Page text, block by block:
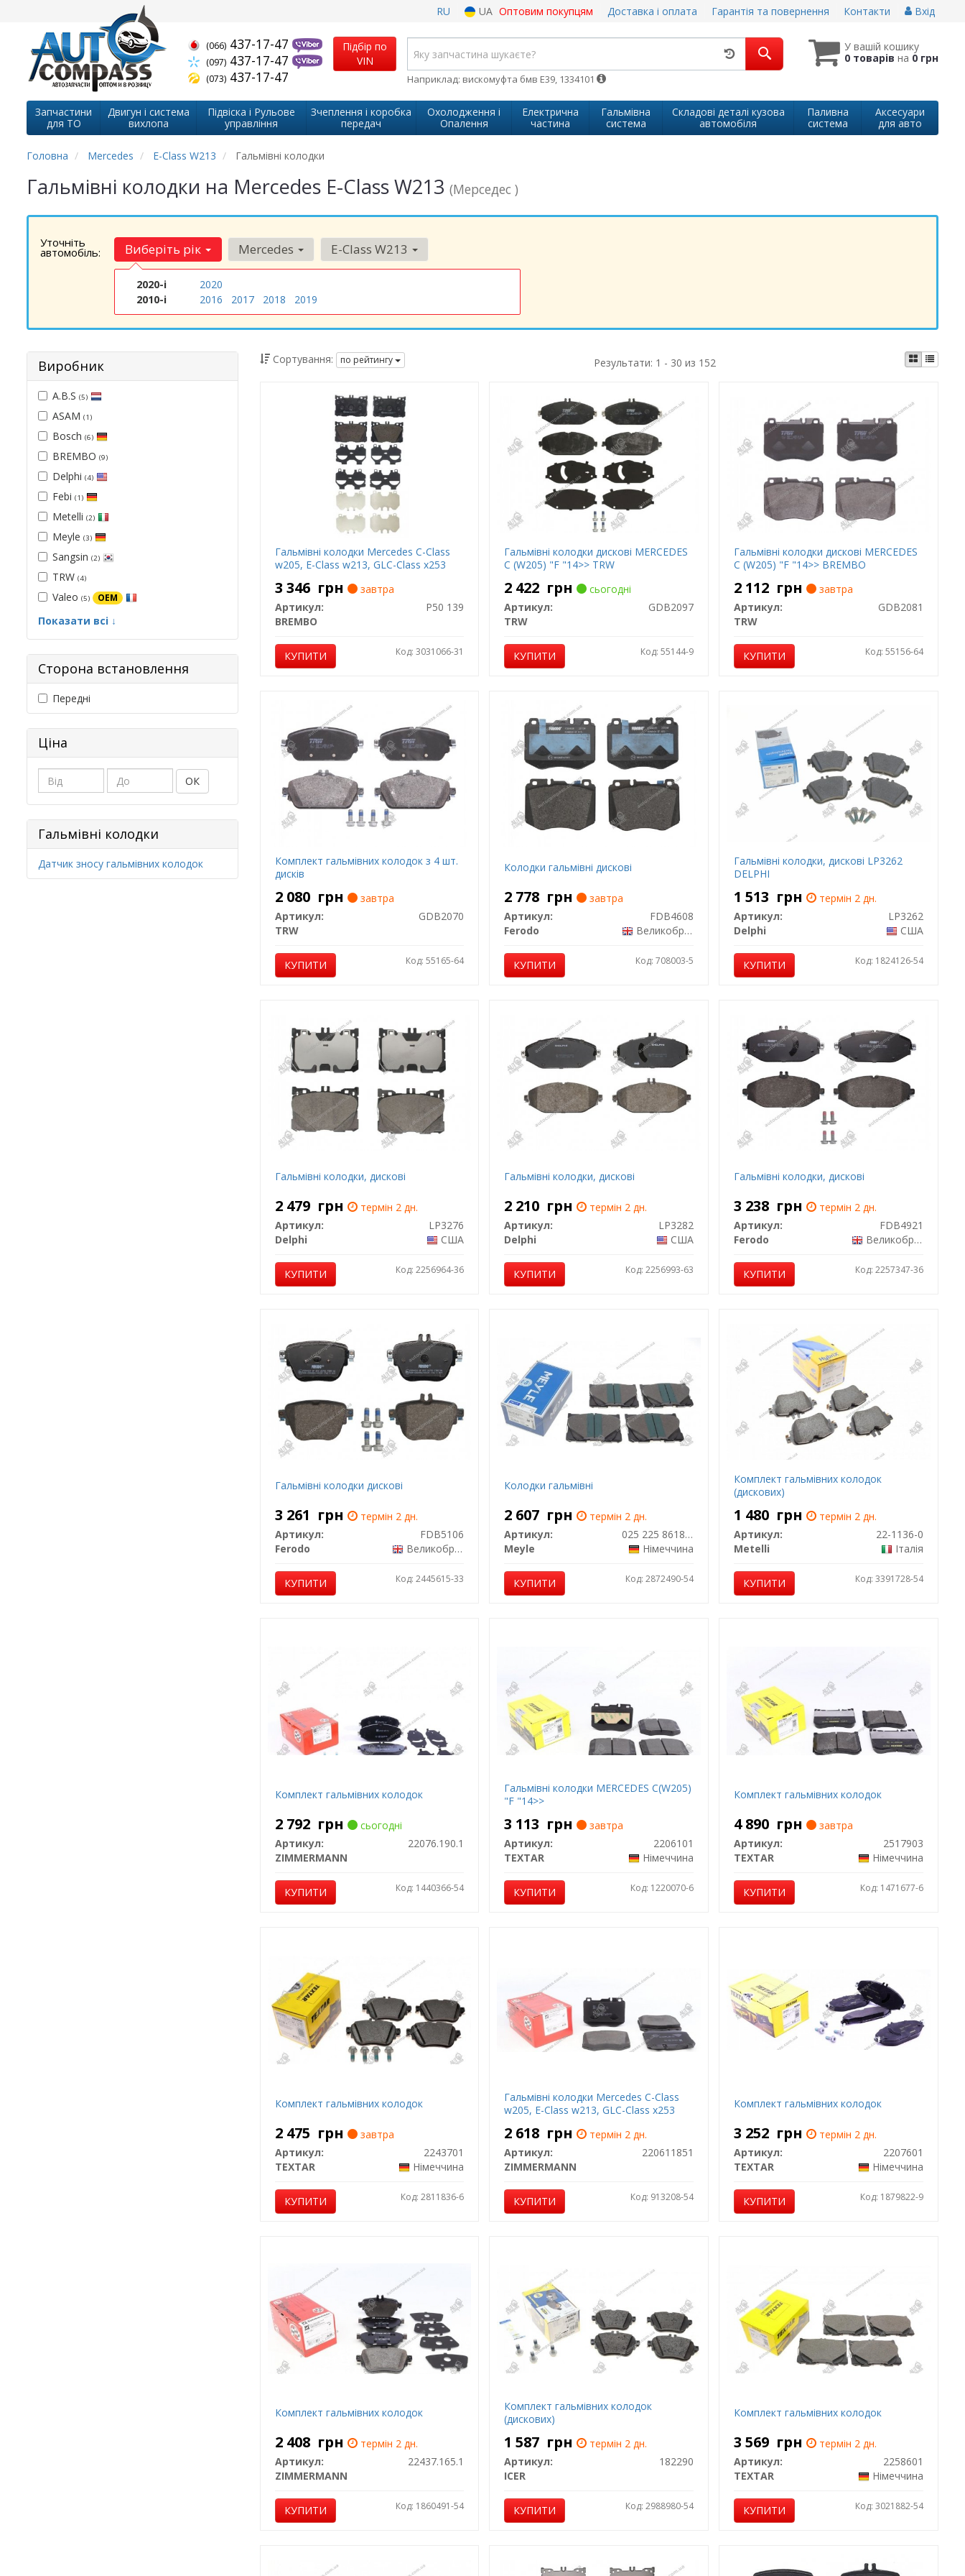
RU UA Оптовим покупцям Доставка і оплата Гарантія та повернення Контакти Вхід
(066) 437-17-47
(097) 437-17-47
(073) 437-17-47
Підбір по
VIN
У вашій кошику
0 товарів на 0 грн
Наприклад: вискомуфта бмв Е39, 1334101
Запчастини
для ТО
Двигун і система
вихлопа
Підвіска і Рульове
управління
Зчеплення і коробка
передач
Охолодження і
Опалення
Електрична
частина
Гальмівна
система
Складові деталі кузова
автомобіля
Паливна
система
Аксесуари
для авто
Головна Mercedes E-Class W213 Гальмівні колодки
Гальмівні колодки на Mercedes E-Class W213 (Мерседес )
Уточніть
автомобіль: Виберіть рік
2020-і
2020
2010-і
2016 2017 2018 2019
Mercedes E-Class W213
Виробник
A.B.S (5)
ASAM (1)
Bosch (6)
BREMBO (9)
Delphi (4)
Febi (1)
Metelli (2)
Meyle (3)
Sangsin (2)
TRW (4)
Valeo (5) OEM
Показати всі ↓
Сторона встановлення
Передні
Ціна
ОК
Гальмівні колодки
Датчик зносу гальмівних колодок
Сортування: по рейтингу Результати: 1 - 30 из 152
Гальмівні колодки Mercedes C-Class
w205, E-Class w213, GLC-Class x253
3 346 грн
завтра
Артикул:
P50 139
BREMBO
КУПИТИ Код: 3031066-31
Гальмівні колодки дискові MERCEDES
C (W205) "F "14>> TRW
2 422 грн
сьогодні
Артикул:
GDB2097
TRW
КУПИТИ Код: 55144-9
Гальмівні колодки дискові MERCEDES
C (W205) "F "14>> BREMBO
2 112 грн
завтра
Артикул:
GDB2081
TRW
КУПИТИ Код: 55156-64
Комплект гальмівних колодок з 4 шт.
дисків
2 080 грн
завтра
Артикул:
GDB2070
TRW
КУПИТИ Код: 55165-64
Колодки гальмівні дискові
2 778 грн
завтра
Артикул:
FDB4608
Ferodo
Великобританія
КУПИТИ Код: 708003-5
Гальмівні колодки, дискові LP3262
DELPHI
1 513 грн
термін 2 дн.
Артикул:
LP3262
Delphi
США
КУПИТИ Код: 1824126-54
Гальмівні колодки, дискові
2 479 грн
термін 2 дн.
Артикул:
LP3276
Delphi
США
КУПИТИ Код: 2256964-36
Гальмівні колодки, дискові
2 210 грн
термін 2 дн.
Артикул:
LP3282
Delphi
США
КУПИТИ Код: 2256993-63
Гальмівні колодки, дискові
3 238 грн
термін 2 дн.
Артикул:
FDB4921
Ferodo
Великобританія
КУПИТИ Код: 2257347-36
Гальмівні колодки дискові
3 261 грн
термін 2 дн.
Артикул:
FDB5106
Ferodo
Великобританія
КУПИТИ Код: 2445615-33
Колодки гальмівні
2 607 грн
термін 2 дн.
Артикул:
025 225 8618/PD
Meyle
Німеччина
КУПИТИ Код: 2872490-54
Комплект гальмівних колодок
(дискових)
1 480 грн
термін 2 дн.
Артикул:
22-1136-0
Metelli
Італія
КУПИТИ Код: 3391728-54
Комплект гальмівних колодок
2 792 грн
сьогодні
Артикул:
22076.190.1
ZIMMERMANN
КУПИТИ Код: 1440366-54
Гальмівні колодки MERCEDES C(W205)
"F "14>>
3 113 грн
завтра
Артикул:
2206101
TEXTAR
Німеччина
КУПИТИ Код: 1220070-6
Комплект гальмівних колодок
4 890 грн
завтра
Артикул:
2517903
TEXTAR
Німеччина
КУПИТИ Код: 1471677-6
Комплект гальмівних колодок
2 475 грн
завтра
Артикул:
2243701
TEXTAR
Німеччина
КУПИТИ Код: 2811836-6
Гальмівні колодки Mercedes C-Class
w205, E-Class w213, GLC-Class x253
2 618 грн
термін 2 дн.
Артикул:
220611851
ZIMMERMANN
КУПИТИ Код: 913208-54
Комплект гальмівних колодок
3 252 грн
термін 2 дн.
Артикул:
2207601
TEXTAR
Німеччина
КУПИТИ Код: 1879822-9
Комплект гальмівних колодок
2 408 грн
термін 2 дн.
Артикул:
22437.165.1
ZIMMERMANN
КУПИТИ Код: 1860491-54
Комплект гальмівних колодок
(дискових)
1 587 грн
термін 2 дн.
Артикул:
182290
ICER
КУПИТИ Код: 2988980-54
Комплект гальмівних колодок
3 569 грн
термін 2 дн.
Артикул:
2258601
TEXTAR
Німеччина
КУПИТИ Код: 3021882-54